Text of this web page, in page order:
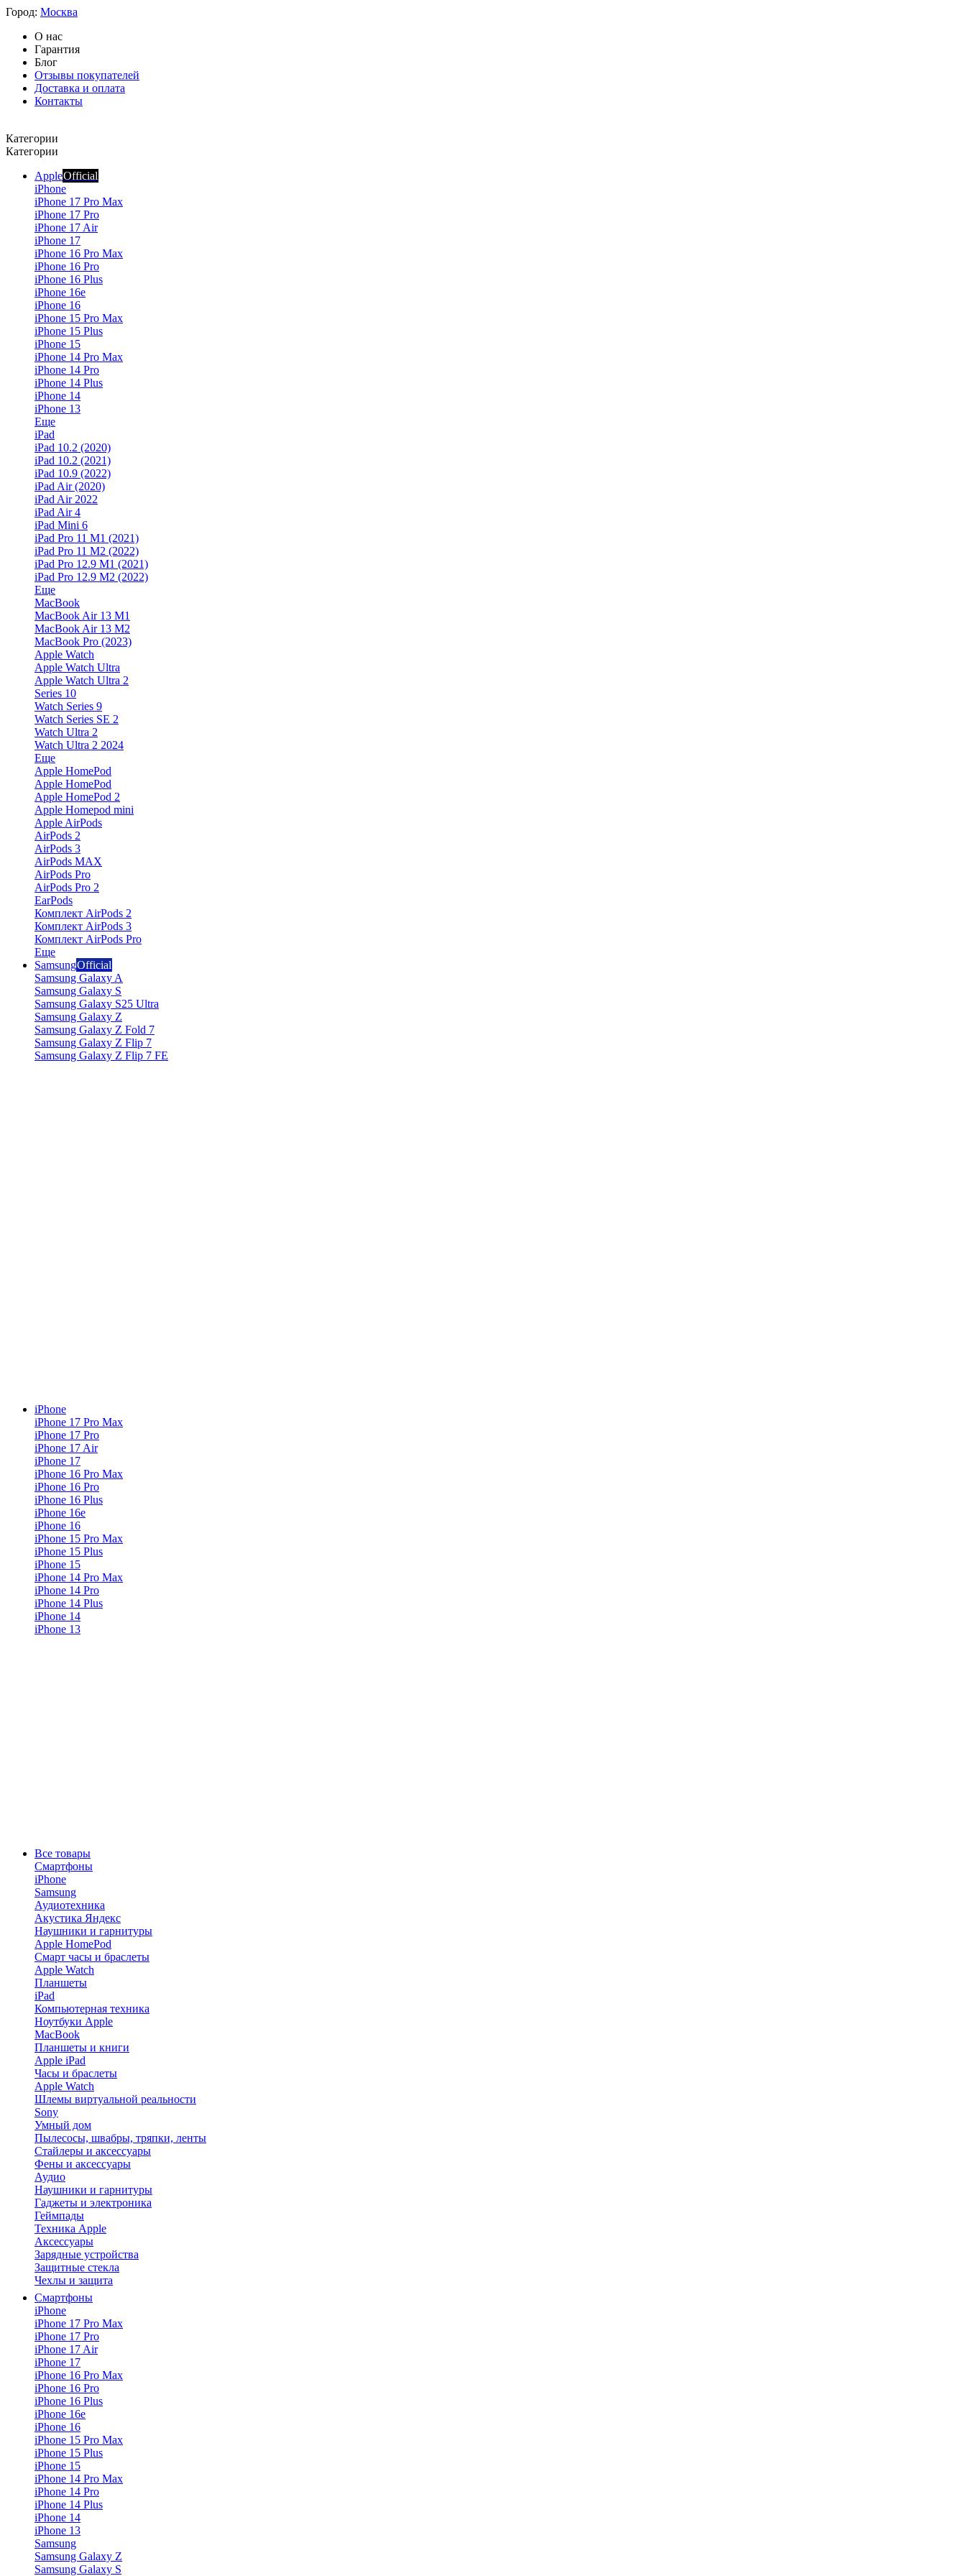
Город: Москва
О нас
Гарантия
Блог
Отзывы покупателей
Доставка и оплата
Контакты
Категории
Категории
AppleOfficial
iPhone
iPhone 17 Pro Max
iPhone 17 Pro
iPhone 17 Air
iPhone 17
iPhone 16 Pro Max
iPhone 16 Pro
iPhone 16 Plus
iPhone 16e
iPhone 16
iPhone 15 Pro Max
iPhone 15 Plus
iPhone 15
iPhone 14 Pro Max
iPhone 14 Pro
iPhone 14 Plus
iPhone 14
iPhone 13
Еще
iPad
iPad 10.2 (2020)
iPad 10.2 (2021)
iPad 10.9 (2022)
iPad Air (2020)
iPad Air 2022
iPad Air 4
iPad Mini 6
iPad Pro 11 M1 (2021)
iPad Pro 11 M2 (2022)
iPad Pro 12.9 M1 (2021)
iPad Pro 12.9 M2 (2022)
Еще
MacBook
MacBook Air 13 M1
MacBook Air 13 M2
MacBook Pro (2023)
Apple Watch
Apple Watch Ultra
Apple Watch Ultra 2
Series 10
Watch Series 9
Watch Series SE 2
Watch Ultra 2
Watch Ultra 2 2024
Еще
Apple HomePod
Apple HomePod
Apple HomePod 2
Apple Homepod mini
Apple AirPods
AirPods 2
AirPods 3
AirPods MAX
AirPods Pro
AirPods Pro 2
EarPods
Комплект AirPods 2
Комплект AirPods 3
Комплект AirPods Pro
Еще
SamsungOfficial
Samsung Galaxy A
Samsung Galaxy S
Samsung Galaxy S25 Ultra
Samsung Galaxy Z
Samsung Galaxy Z Fold 7
Samsung Galaxy Z Flip 7
Samsung Galaxy Z Flip 7 FE
iPhone
iPhone 17 Pro Max
iPhone 17 Pro
iPhone 17 Air
iPhone 17
iPhone 16 Pro Max
iPhone 16 Pro
iPhone 16 Plus
iPhone 16e
iPhone 16
iPhone 15 Pro Max
iPhone 15 Plus
iPhone 15
iPhone 14 Pro Max
iPhone 14 Pro
iPhone 14 Plus
iPhone 14
iPhone 13
Все товары
Смартфоны
iPhone
Samsung
Аудиотехника
Акустика Яндекс
Наушники и гарнитуры
Apple HomePod
Смарт часы и браслеты
Apple Watch
Планшеты
iPad
Компьютерная техника
Ноутбуки Apple
MacBook
Планшеты и книги
Apple iPad
Часы и браслеты
Apple Watch
Шлемы виртуальной реальности
Sony
Умный дом
Пылесосы, швабры, тряпки, ленты
Стайлеры и аксессуары
Фены и аксессуары
Аудио
Наушники и гарнитуры
Гаджеты и электроника
Геймпады
Техника Apple
Аксессуары
Зарядные устройства
Защитные стекла
Чехлы и защита
Смартфоны
iPhone
iPhone 17 Pro Max
iPhone 17 Pro
iPhone 17 Air
iPhone 17
iPhone 16 Pro Max
iPhone 16 Pro
iPhone 16 Plus
iPhone 16e
iPhone 16
iPhone 15 Pro Max
iPhone 15 Plus
iPhone 15
iPhone 14 Pro Max
iPhone 14 Pro
iPhone 14 Plus
iPhone 14
iPhone 13
Samsung
Samsung Galaxy Z
Samsung Galaxy S